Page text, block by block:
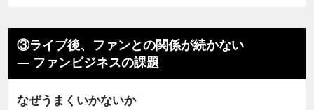
③ライブ後、ファンとの関係が続かない
― ファンビジネスの課題
なぜうまくいかないか